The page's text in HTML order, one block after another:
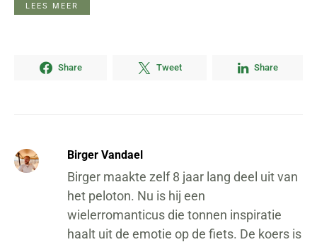
LEES MEER
Share Tweet Share
Birger Vandael
Birger maakte zelf 8 jaar lang deel uit van
het peloton. Nu is hij een
wielerromanticus die tonnen inspiratie
haalt uit de emotie op de fiets. De koers is